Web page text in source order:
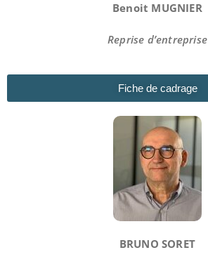
Benoit MUGNIER
Reprise d’entreprise
Fiche de cadrage
BRUNO SORET